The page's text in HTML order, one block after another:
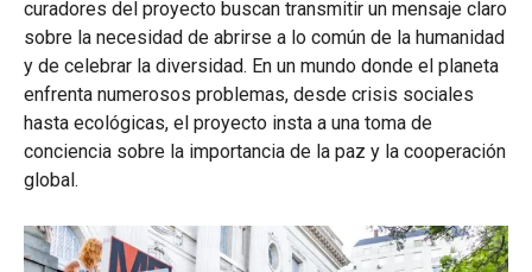
curadores del proyecto buscan transmitir un mensaje claro
sobre la necesidad de abrirse a lo común de la humanidad
y de celebrar la diversidad. En un mundo donde el planeta
enfrenta numerosos problemas, desde crisis sociales
hasta ecológicas, el proyecto insta a una toma de
conciencia sobre la importancia de la paz y la cooperación
global.